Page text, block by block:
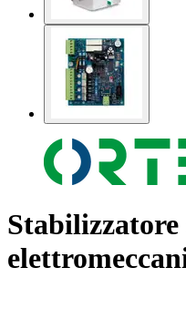
Stabilizzatore